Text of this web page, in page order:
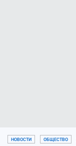
НОВОСТИ ОБЩЕСТВО